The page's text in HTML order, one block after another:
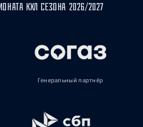
КХЛ СЕЗОНА 2026/2027
Генеральный партнёр